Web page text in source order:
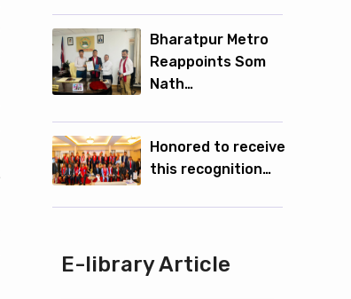
Bharatpur Metro
Reappoints Som
Nath…
Honored to receive
this recognition…
E-library Article